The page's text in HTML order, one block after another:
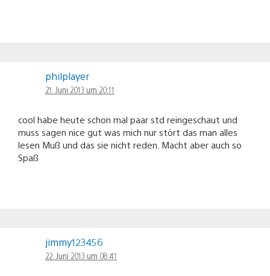
philplayer
21. Juni 2013 um 20:11
cool habe heute schon mal paar std reingeschaut und
muss sagen nice gut was mich nur stört das man alles
lesen Muß und das sie nicht reden. Macht aber auch so
Spaß
jimmy123456
22. Juni 2013 um 08:41